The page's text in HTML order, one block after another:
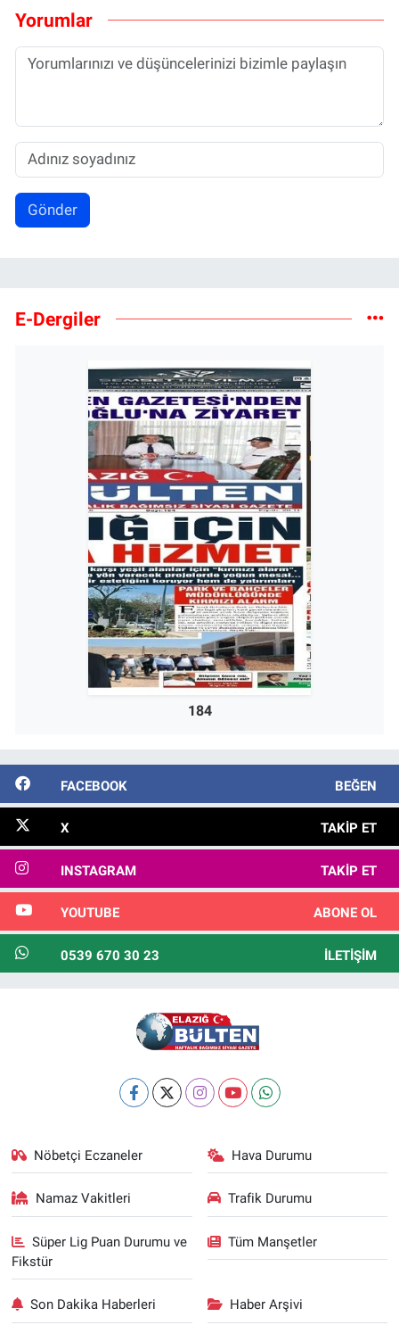
Yorumlar
Gönder
E-Dergiler
184
FACEBOOK BEĞEN
X TAKIP ET
INSTAGRAM TAKIP ET
YOUTUBE ABONE OL
0539 670 30 23 İLETIŞIM
Nöbetçi Eczaneler Hava Durumu
Namaz Vakitleri Trafik Durumu
Süper Lig Puan Durumu ve
Fikstür
Tüm Manşetler
Son Dakika Haberleri Haber Arşivi